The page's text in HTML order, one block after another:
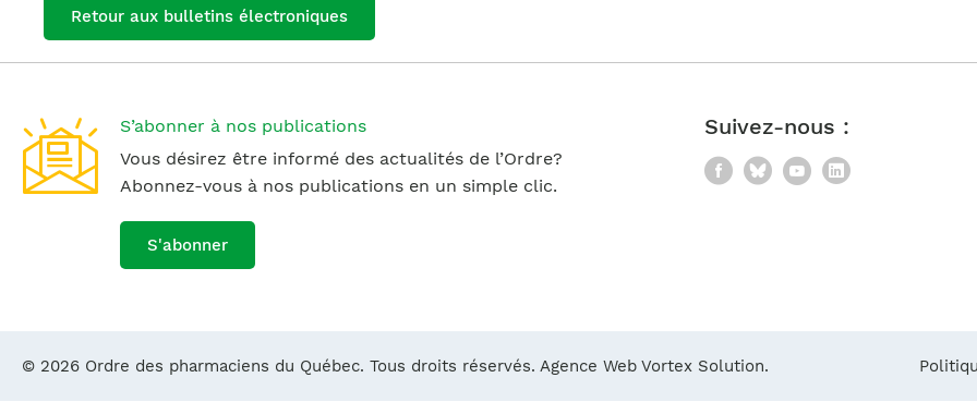
Retour aux bulletins électroniques
S’abonner à nos publications
Vous désirez être informé des actualités de l’Ordre?
Abonnez-vous à nos publications en un simple clic.
S'abonner
Suivez-nous :
Facebook
BlueskyYouTube
LinkedIn
© 2026 Ordre des pharmaciens du Québec. Tous droits réservés. Agence Web Vortex Solution.